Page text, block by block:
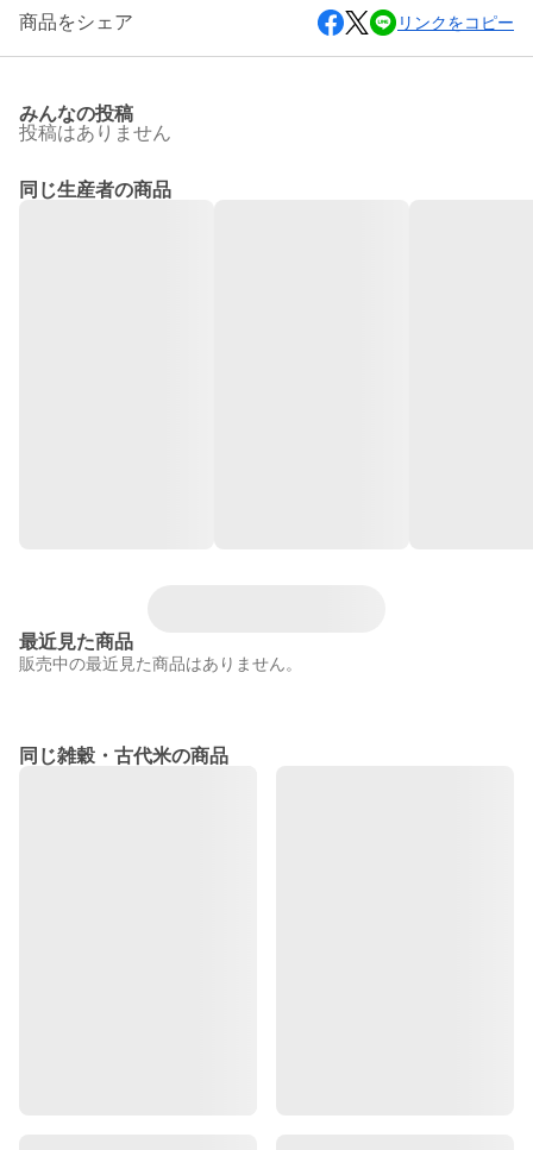
商品をシェア リンクをコピー
みんなの投稿
投稿はありません
同じ生産者の商品
最近見た商品
販売中の最近見た商品はありません。
同じ雑穀・古代米の商品